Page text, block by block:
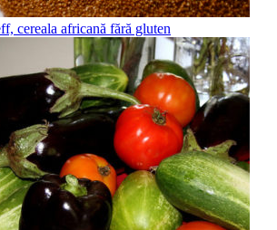
cereala africană fără gluten